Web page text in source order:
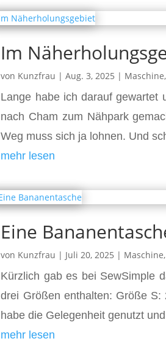
Im
von Kunzfrau |Aug. 3, 2025 | Maschine
Lange habe ich darauf gewartet
nach Cham zum Nähpark
Weg muss sich ja lohnen. Und
mehr lesen
Eine
von Kunzfrau | Juli 20, 2025 | Maschine,
Kürzlich gab es bei SewSimple
drei Größen enthalten: Größe
habe die Gelegenheit genutzt
mehr lesen